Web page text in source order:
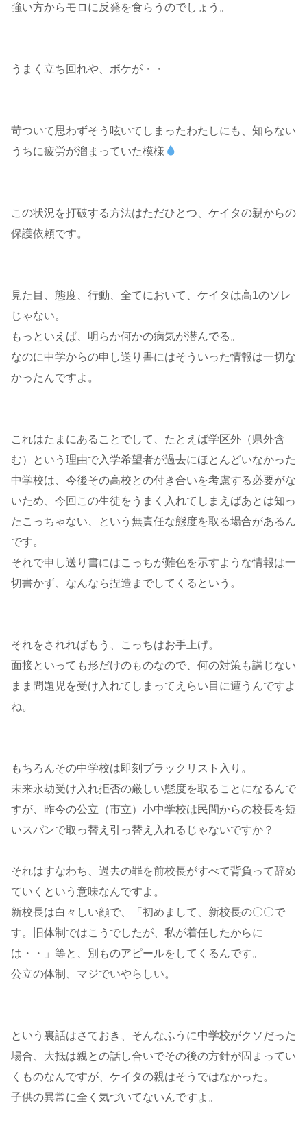
強い方からモロに反発を食らうのでしょう。
うまく立ち回れや、ボケが・・
苛ついて思わずそう呟いてしまったわたしにも、知らない
うちに疲労が溜まっていた模様
この状況を打破する方法はただひとつ、ケイタの親からの
保護依頼です。
見た目、態度、行動、全てにおいて、ケイタは高1のソレ
じゃない。
もっといえば、明らか何かの病気が潜んでる。
なのに中学からの申し送り書にはそういった情報は一切な
かったんですよ。
これはたまにあることでして、たとえば学区外（県外含
む）という理由で入学希望者が過去にほとんどいなかった
中学校は、今後その高校との付き合いを考慮する必要がな
いため、今回この生徒をうまく入れてしまえばあとは知っ
たこっちゃない、という無責任な態度を取る場合があるん
です。
それで申し送り書にはこっちが難色を示すような情報は一
切書かず、なんなら捏造までしてくるという。
それをされればもう、こっちはお手上げ。
面接といっても形だけのものなので、何の対策も講じない
まま問題児を受け入れてしまってえらい目に遭うんですよ
ね。
もちろんその中学校は即刻ブラックリスト入り。
未来永劫受け入れ拒否の厳しい態度を取ることになるんで
すが、昨今の公立（市立）小中学校は民間からの校長を短
いスパンで取っ替え引っ替え入れるじゃないですか？
それはすなわち、過去の罪を前校長がすべて背負って辞め
ていくという意味なんですよ。
新校長は白々しい顔で、「初めまして、新校長の〇〇で
す。旧体制ではこうでしたが、私が着任したからに
は・・」等と、別ものアピールをしてくるんです。
公立の体制、マジでいやらしい。
という裏話はさておき、そんなふうに中学校がクソだった
場合、大抵は親との話し合いでその後の方針が固まってい
くものなんですが、ケイタの親はそうではなかった。
子供の異常に全く気づいてないんですよ。